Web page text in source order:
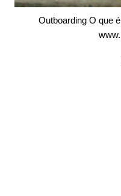
Outboarding O que